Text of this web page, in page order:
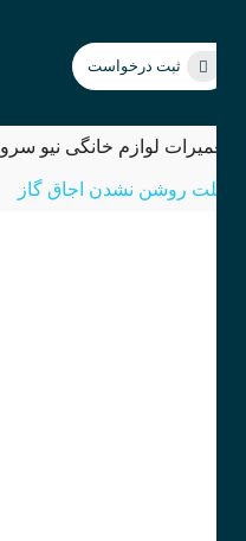
ثبت درخواست
لوازم خانگی نیو سرویس
روشن نشدن اجاق گاز